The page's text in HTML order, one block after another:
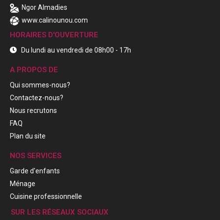
Ngor Almadies
www.calinounou.com
HORAIRES D'OUVERTURE
Du lundi au vendredi de 08h00 - 17h
A PROPOS DE
Qui sommes-nous?
Contactez-nous?
Nous recrutons
FAQ
Plan du site
NOS SERVICES
Garde d'enfants
Ménage
Cuisine professionnelle
SUR LES RÉSEAUX SOCIAUX